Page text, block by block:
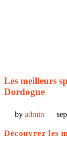
Les meilleurs
Dordogne
by admin
Découvrez les